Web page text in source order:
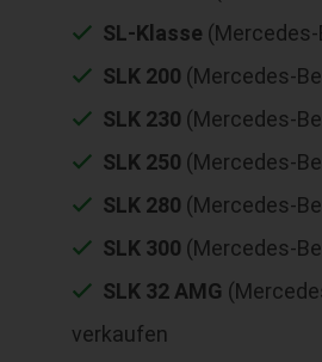
SL-Klasse
SLK 200 (Mercedes-
SLK 230 (Mercedes-
SLK 250 (Mercedes-
SLK 280 (Mercedes-
SLK 300 (Mercedes-
SLK 32 AMG
verkaufen